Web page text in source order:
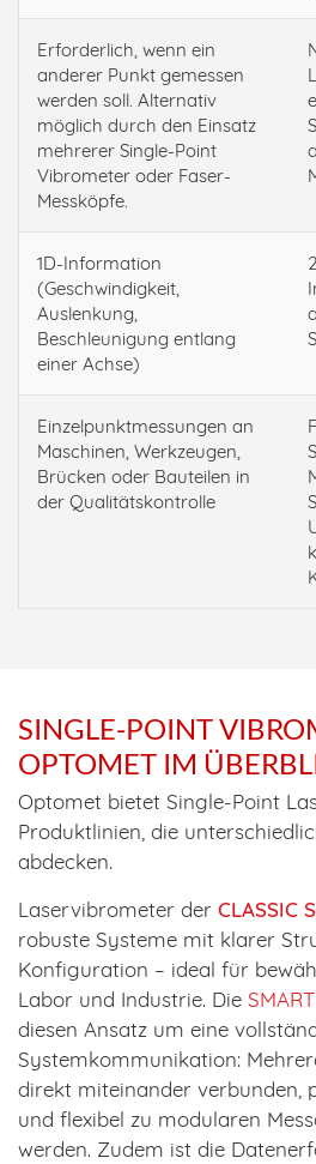
Erforderlich, wenn ein
anderer Punkt gemessen
werden soll. Alternativ
möglich durch den Einsatz
mehrerer Single-Point
Vibrometer oder Faser-
Messköpfe.
1D-Information
(Geschwindigkeit,
Auslenkung,
Beschleunigung entlang
einer Achse)
Einzelpunktmessungen an
Maschinen, Werkzeugen,
Brücken oder Bauteilen in
der Qualitätskontrolle
SINGLE-POINT
OPTOMET IM
Optomet bietet Single-Point
Produktlinien, die
abdecken.
Laservibrometer der CLASSIC
robuste Systeme mit klarer
Konfiguration – ideal für
Labor und Industrie. Die
diesen Ansatz um eine
Systemkommunikation:
direkt miteinander verbunden,
und flexibel zu modularen
werden. Zudem ist die